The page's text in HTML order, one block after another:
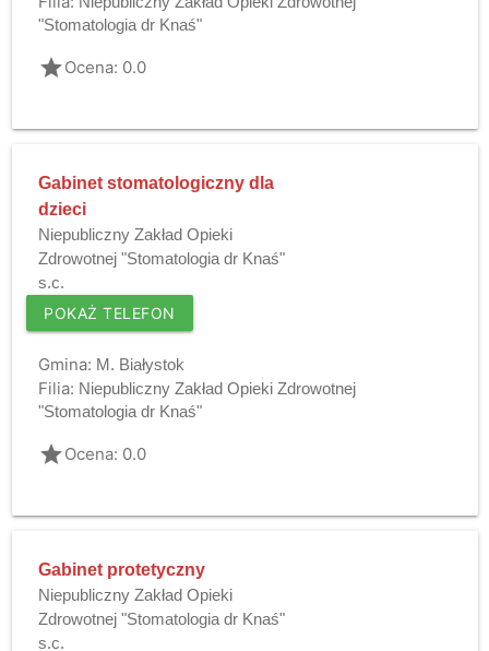
"Stomatologia dr Knaś"
gradeOcena: 0.0
Gabinet stomatologiczny dla
dzieci
Niepubliczny Zakład Opieki
Zdrowotnej "Stomatologia dr Knaś"
s.c.
POKAŻ TELEFON
Gmina: M. Białystok
Filia: Niepubliczny Zakład Opieki Zdrowotnej
"Stomatologia dr Knaś"
gradeOcena: 0.0
Gabinet protetyczny
Niepubliczny Zakład Opieki
Zdrowotnej "Stomatologia dr Knaś"
s.c.